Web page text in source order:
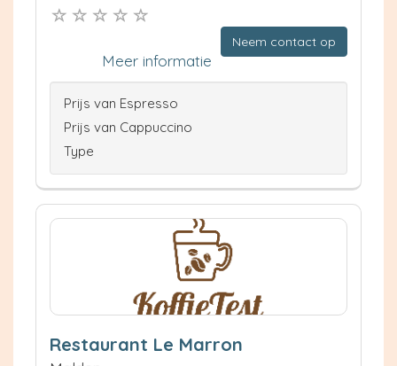
Neem contact op
Meer informatie
Prijs van Espresso
Prijs van Cappuccino
Type
Restaurant Le Marron